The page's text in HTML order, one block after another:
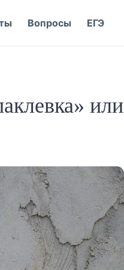
или
Вопросы ЕГЭ